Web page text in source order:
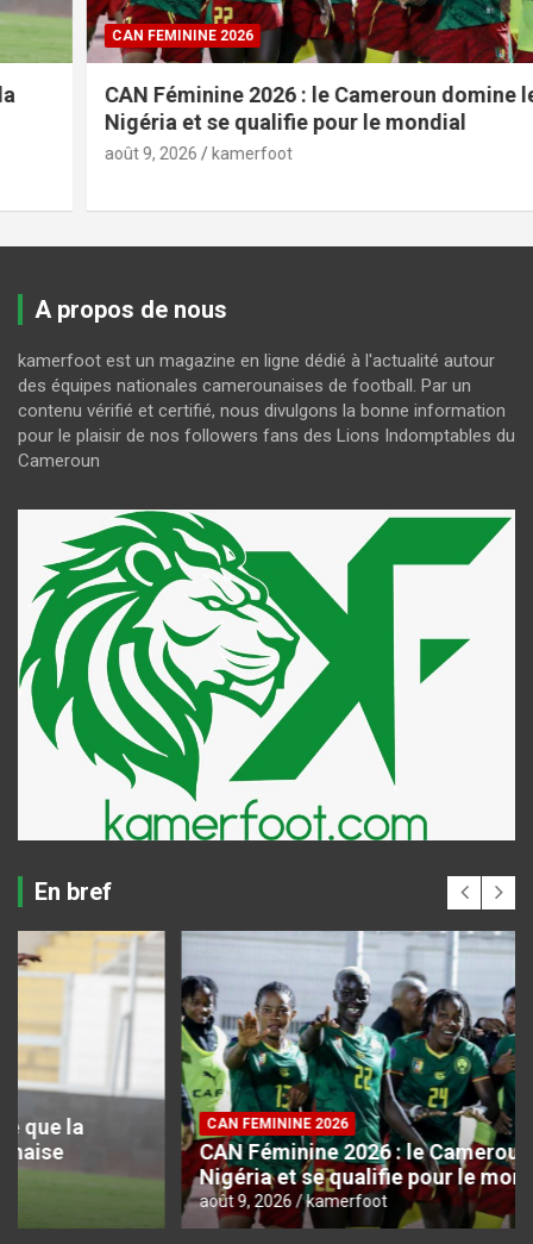
CAN FEMININE 2026
CAN Féminine 2026 : le Cameroun domine le
Nigéria et se qualifie pour le mondial
août 9, 2026 kamerfoot
A propos de nous
kamerfoot est un magazine en ligne dédié à l'actualité autour
des équipes nationales camerounaises de football. Par un
contenu vérifié et certifié, nous divulgons la bonne information
pour le plaisir de nos followers fans des Lions Indomptables du
Cameroun
En bref
CAN FEMININE 2026
CAN Féminine 2026 : le Cameroun domine le
Nigéria et se qualifie pour le mondial
kamerfoot